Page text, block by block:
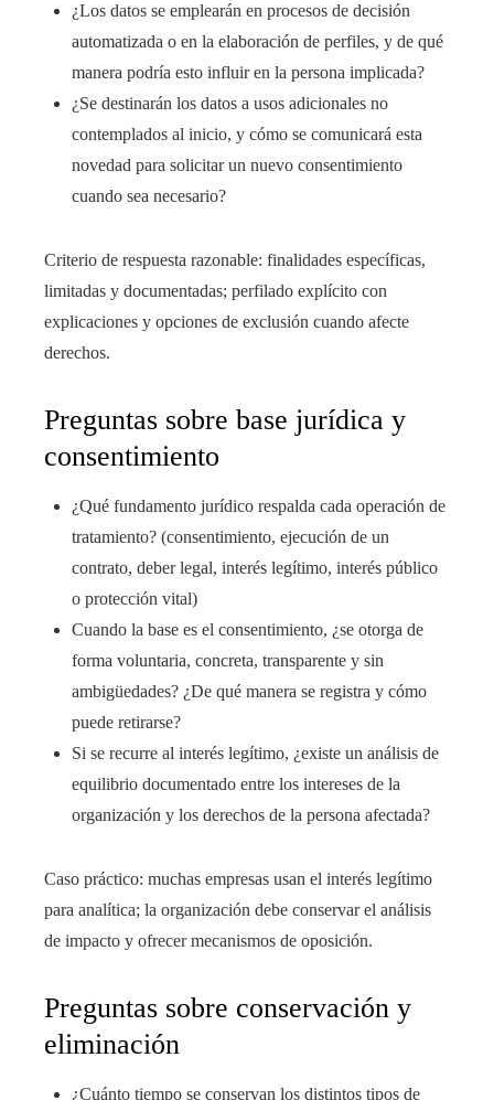
¿Los datos se emplearán en procesos de decisión
automatizada o en la elaboración de perfiles, y de qué
manera podría esto influir en la persona implicada?
¿Se destinarán los datos a usos adicionales no
contemplados al inicio, y cómo se comunicará esta
novedad para solicitar un nuevo consentimiento
cuando sea necesario?
Criterio de respuesta razonable: finalidades específicas,
limitadas y documentadas; perfilado explícito con
explicaciones y opciones de exclusión cuando afecte
derechos.
Preguntas sobre base jurídica y
consentimiento
¿Qué fundamento jurídico respalda cada operación de
tratamiento? (consentimiento, ejecución de un
contrato, deber legal, interés legítimo, interés público
o protección vital)
Cuando la base es el consentimiento, ¿se otorga de
forma voluntaria, concreta, transparente y sin
ambigüedades? ¿De qué manera se registra y cómo
puede retirarse?
Si se recurre al interés legítimo, ¿existe un análisis de
equilibrio documentado entre los intereses de la
organización y los derechos de la persona afectada?
Caso práctico: muchas empresas usan el interés legítimo
para analítica; la organización debe conservar el análisis
de impacto y ofrecer mecanismos de oposición.
Preguntas sobre conservación y
eliminación
¿Cuánto tiempo se conservan los distintos tipos de